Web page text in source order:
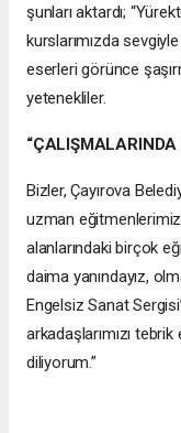
şunları aktardı;
kurslarımızda
eserleri görünce
yetenekliler.
“ÇALIŞMALARINDA
Bizler, Çayırova
uzman
alanlarındaki birçok
daima yanındayız,
Engelsiz Sanat
arkadaşlarımızı
diliyorum.”